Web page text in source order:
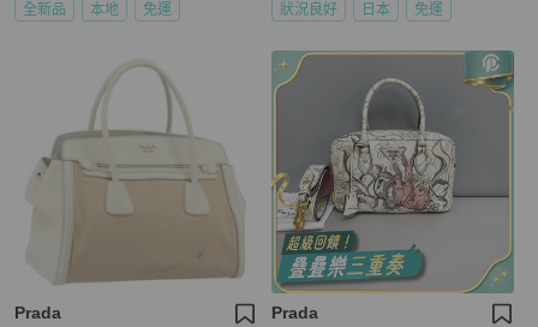
全新品 本地 免運 狀況良好 日本 免運
Prada Prada